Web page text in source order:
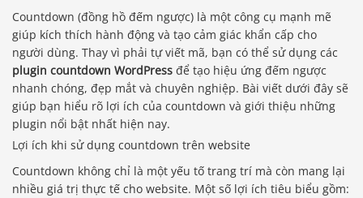
Countdown (đồng hồ đếm ngược) là một công cụ mạnh mẽ
giúp kích thích hành động và tạo cảm giác khẩn cấp cho
người dùng. Thay vì phải tự viết mã, bạn có thể sử dụng các
plugin countdown WordPress để tạo hiệu ứng đếm ngược
nhanh chóng, đẹp mắt và chuyên nghiệp. Bài viết dưới đây sẽ
giúp bạn hiểu rõ lợi ích của countdown và giới thiệu những
plugin nổi bật nhất hiện nay.
Lợi ích khi sử dụng countdown trên website
Countdown không chỉ là một yếu tố trang trí mà còn mang lại
nhiều giá trị thực tế cho website. Một số lợi ích tiêu biểu gồm: